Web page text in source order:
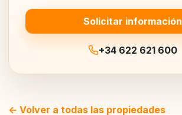
Solicitar información
+34 622 621 600
← Volver a todas las propiedades